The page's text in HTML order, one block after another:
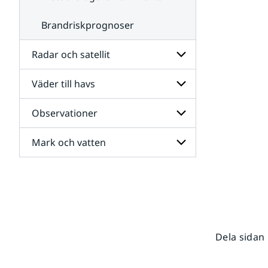
Brandriskprognoser
Radar och satellit
Undersidor
för
Radar
och
satellit
Väder till havs
Undersidor
för
Väder
till
havs
Observationer
Undersidor
för
Mark och vatten
Dela sidan